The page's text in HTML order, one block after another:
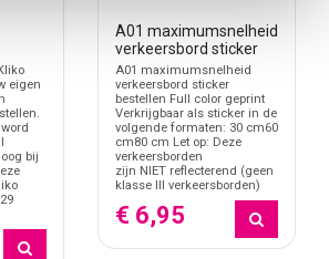
eigen
bij
A01 maximumsnelheid
verkeersbord sticker
A01 maximumsnelheid
verkeersbord sticker
bestellen Full color geprint
Verkrijgbaar als sticker in de
volgende formaten: 30 cm60
cm80 cm Let op: Deze
verkeersborden
zijn NIET reflecterend (geen
klasse III verkeersborden)
€ 6,95